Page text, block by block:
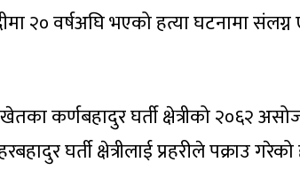
२० वर्षअघि भएको हत्या घटनामा
कर्णबहादुर घर्ती क्षेत्रीको २०६२
घर्ती क्षेत्रीलाई प्रहरीले पक्राउ गरेको